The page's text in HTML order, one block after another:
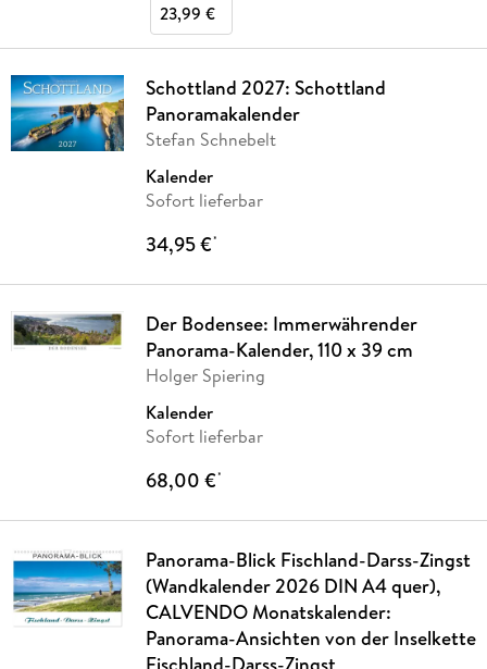
23,99 €
Schottland 2027: Schottland
Panoramakalender
Stefan Schnebelt
Kalender
Sofort lieferbar
34,95 €*
Der Bodensee: Immerwährender
Panorama-Kalender, 110 x 39 cm
Holger Spiering
Kalender
Sofort lieferbar
68,00 €*
Panorama-Blick Fischland-Darss-Zingst
(Wandkalender 2026 DIN A4 quer),
CALVENDO Monatskalender:
Panorama-Ansichten von der Inselkette